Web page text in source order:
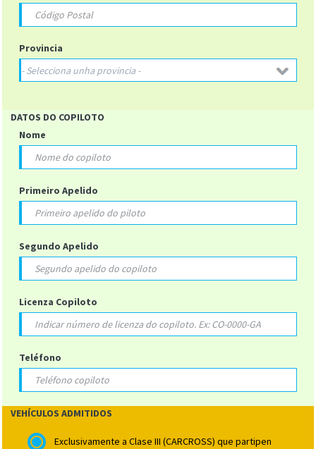
Provincia
DATOS DO COPILOTO
Nome
Primeiro Apelido
Segundo Apelido
Licenza Copiloto
Teléfono
VEHÍCULOS ADMITIDOS
Exclusivamente a Clase III (CARCROSS) que partipen